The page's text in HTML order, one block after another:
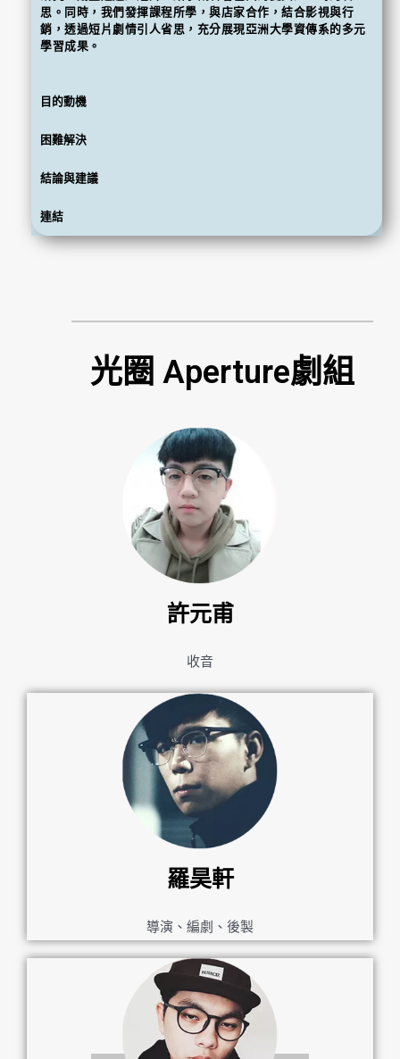
思。同時，我們發揮課程所學，與店家合作，結合影視與行
銷，透過短片劇情引人省思，充分展現亞洲大學資傳系的多元
學習成果。
目的動機
困難解決
結論與建議
連結
光圈 Aperture劇組
許元甫
收音
羅昊軒
導演、編劇、後製